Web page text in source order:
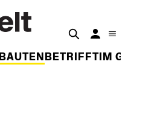
BAUTEN BETRIFFT IM